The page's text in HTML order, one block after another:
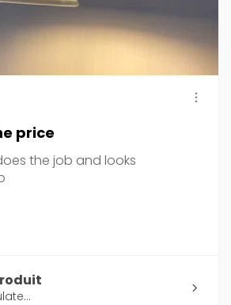
price
the job and looks